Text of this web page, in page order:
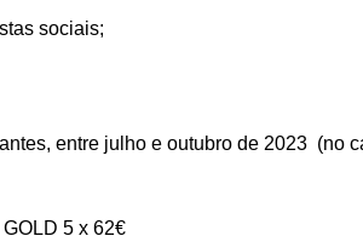
sociais;
entre julho e outubro de 2023 (no
5 x 62€